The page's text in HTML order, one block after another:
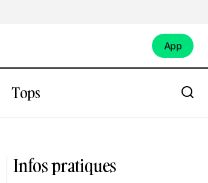
App
Tops
Infos pratiques